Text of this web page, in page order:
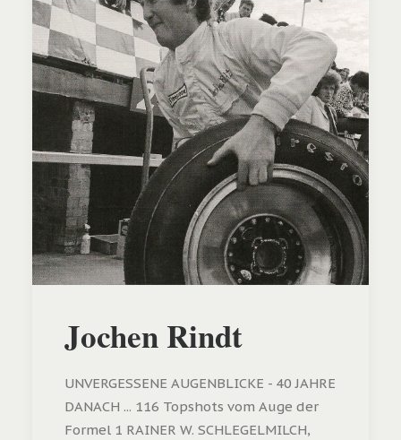
Jochen Rindt
UNVERGESSENE AUGENBLICKE - 40 JAHRE
DANACH ... 116 Topshots vom Auge der
Formel 1 RAINER W. SCHLEGELMILCH,